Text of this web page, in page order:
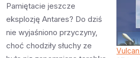
Pamiętacie jeszcze
eksplozję Antares? Do dziś
nie wyjaśniono przyczyny,
choć chodziły słuchy ze